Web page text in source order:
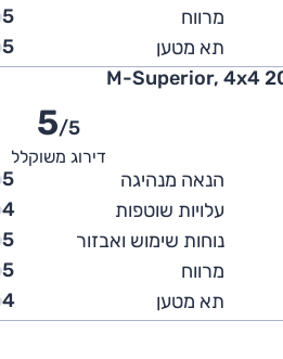
5/5
דירוג משוקלל
הנאה מנהיגה
5
עלויות שוטפות
4
נוחות שימוש ואבזור
5
מרווח
5
תא מטען
4
מרווח
5
תא מטען
5